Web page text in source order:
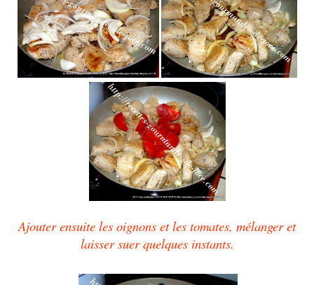
Ajouter ensuite les oignons et les tomates, mélanger et
laisser suer quelques instants.